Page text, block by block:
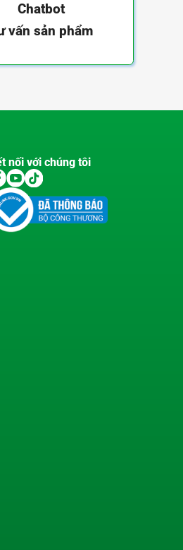
Chatbot
vấn sản phẩm
nối với chúng tôi